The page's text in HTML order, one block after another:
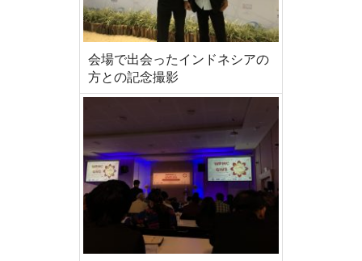
会場で出会ったインドネシアの
方との記念撮影